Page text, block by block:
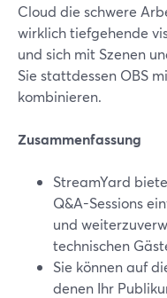
Cloud die schwere
wirklich tiefgehende
und sich mit Szenen
Sie stattdessen OBS
kombinieren.
Zusammenfassung
StreamYard
Q&A-Sessions
und
technischen
Sie können auf
denen Ihr